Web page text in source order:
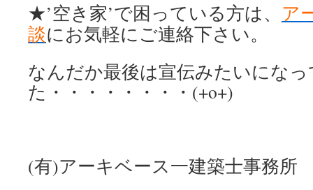
★’空き家’で困っている方は、 ア
談にお気軽にご連絡下さい。
なんだか最後は宣伝みたいにな
た・・・・・・・・(+o+)
(有)アーキベース一建築士事務所